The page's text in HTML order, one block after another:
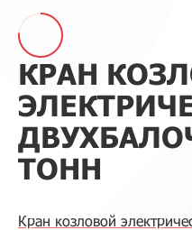
КРАН
ТОНН
Кран козловой